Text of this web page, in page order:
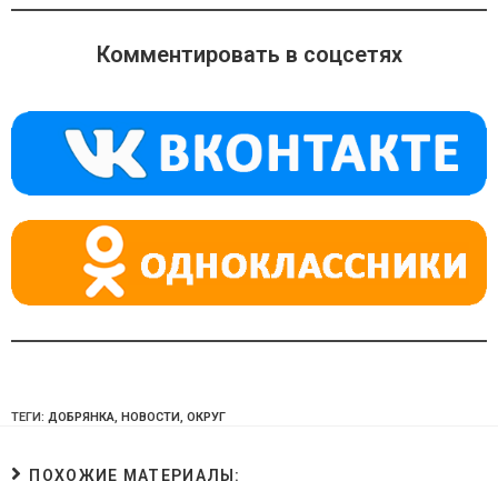
n
o
a
ss
ni
ki
e
gr
m
at
s
p
p
Комментировать в соцсетях
ТЕГИ: ДОБРЯНКА, НОВОСТИ, ОКРУГ
ПОХОЖИЕ МАТЕРИАЛЫ: